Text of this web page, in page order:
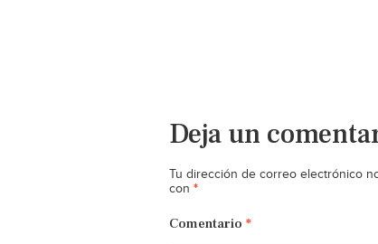
Deja un
Tu dirección de correo electrónico
con *
Comentario *